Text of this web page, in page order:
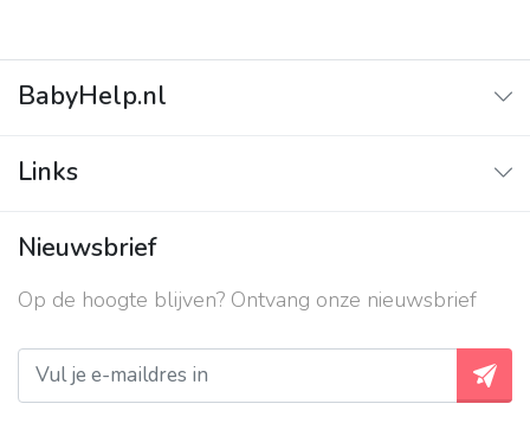
BabyHelp.nl
Vraag & Antwoord
Links
Contact
Over ons
Privacy beleid
Nieuwsbrief
Op de hoogte blijven? Ontvang onze nieuwsbrief